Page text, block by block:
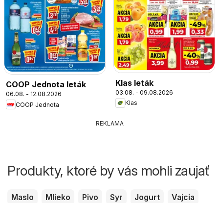
COOP Jednota leták
06.08. - 12.08.2026
COOP Jednota
Klas leták
03.08. - 09.08.2026
Klas
REKLAMA
Produkty, ktoré by vás mohli zaujať
Maslo Mlieko Pivo Syr Jogurt
Vajcia